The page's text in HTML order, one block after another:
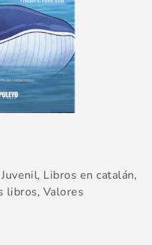
Juvenil, Libros en catalán,
libros, Valores